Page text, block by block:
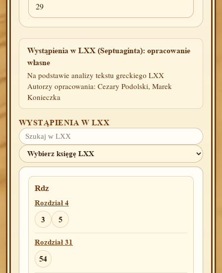
29
Wystąpienia w LXX (Septuaginta): opracowanie
własne
Na podstawie analizy tekstu greckiego LXX
Autorzy opracowania: Cezary Podolski, Marek
Konieczka
WYSTĄPIENIA W LXX
Rdz
Rozdział 4
3 5
Rozdział 31
54